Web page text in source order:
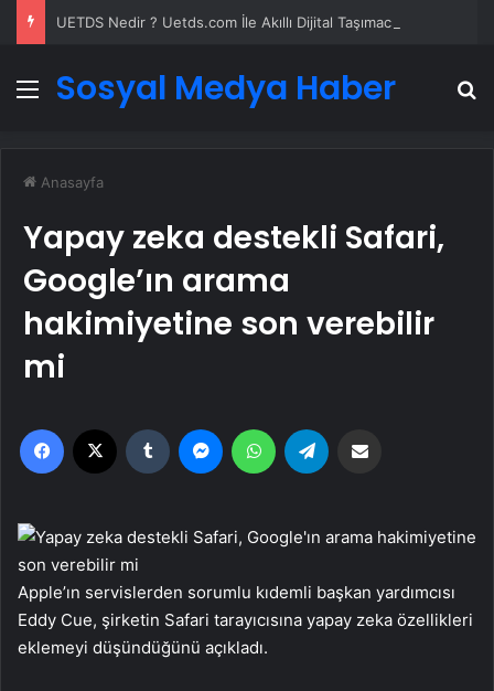
Menü
Sosyal Medya Haber
Anasayfa
Yapay zeka destekli Safari,
Google’ın arama
hakimiyetine son verebilir
mi
Facebook Tumblr MessengerWhatsApp
Apple’ın servislerden sorumlu kıdemli başkan yardımcısı
Eddy Cue, şirketin Safari tarayıcısına yapay zeka özellikleri
eklemeyi düşündüğünü açıkladı.